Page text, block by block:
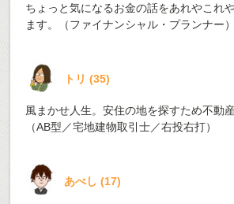
ちょっと気になるお金の話をあれやこれ
ます。（ファイナンシャル・プランナー）
トリ(35)
風まかせ人生。安住の地を探すため不動
（AB型／宅地建物取引士／右投右打）
あべし(17)